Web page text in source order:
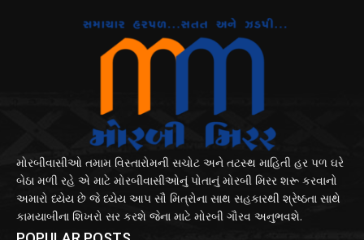
મોરબીવાસીઓ તમામ વિસ્તારોમની સચોટ અને તટસ્થ માહિતી હર પળ ઘરે
બેઠા મળી રહે એ માટે મોરબીવાસીઓનું પોતાનું મોરબી મિરર શરૂ કરવાનો
અમારો ધ્યેય છે જે ધ્યેય આપ સૌ મિત્રોના સાથ સહકારથી શ્રેષ્ઠતા સાથે
કામયાબીના શિખરો સર કરશે જેના માટે મોરબી ગૌરવ અનુભવશે.